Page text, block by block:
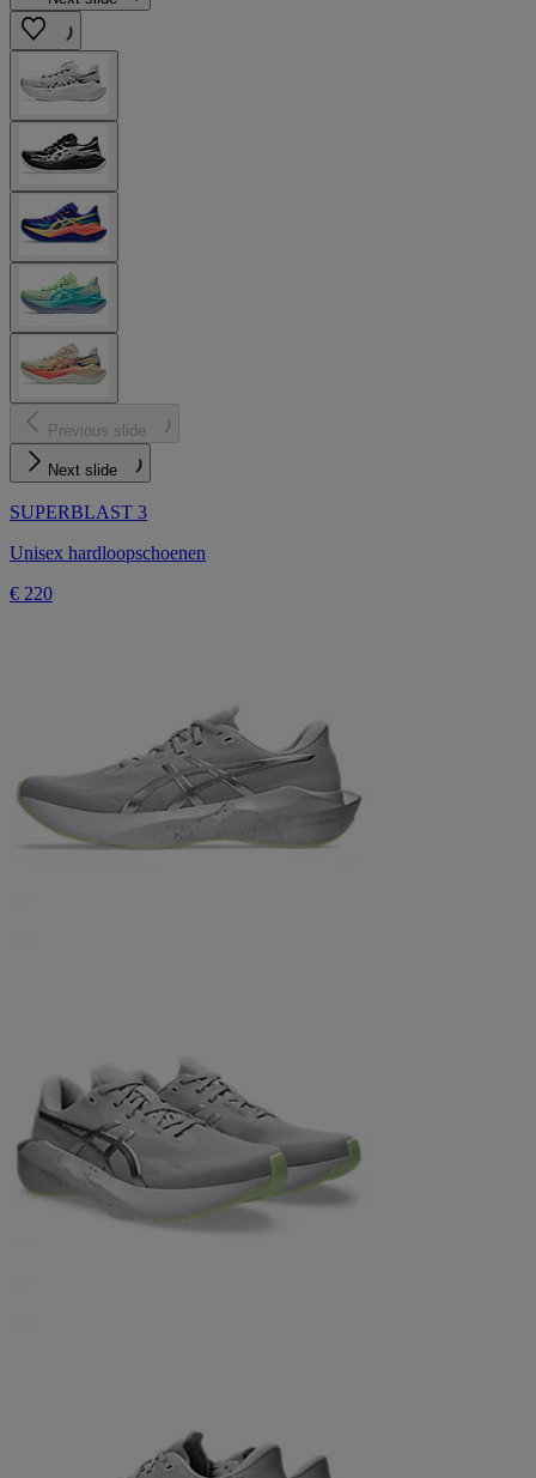
Previous slide
Next slide
SUPERBLAST 3
Unisex hardloopschoenen
€ 220